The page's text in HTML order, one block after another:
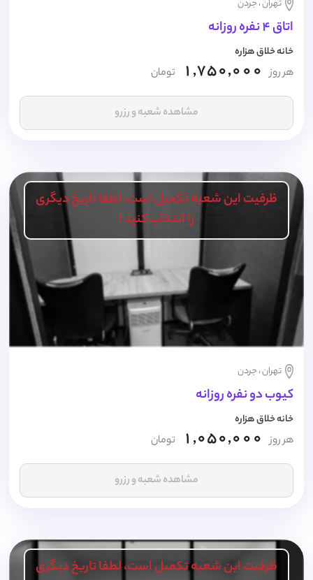
تهران ، جردن
اتاق 4 نفره روزانه
خانه خلاق هزاره
هر روز 1,750,000 تومان
مشاهده شعبه و رزرو
ظرفیت این شعبه تکمیل است، لطفا تاریخ دیگری
را انتخاب کنید !
تهران ، جردن
کیوب دو نفره روزانه
خانه خلاق هزاره
هر روز 1,050,000 تومان
مشاهده شعبه و رزرو
ظرفیت این شعبه تکمیل است، لطفا تاریخ دیگری